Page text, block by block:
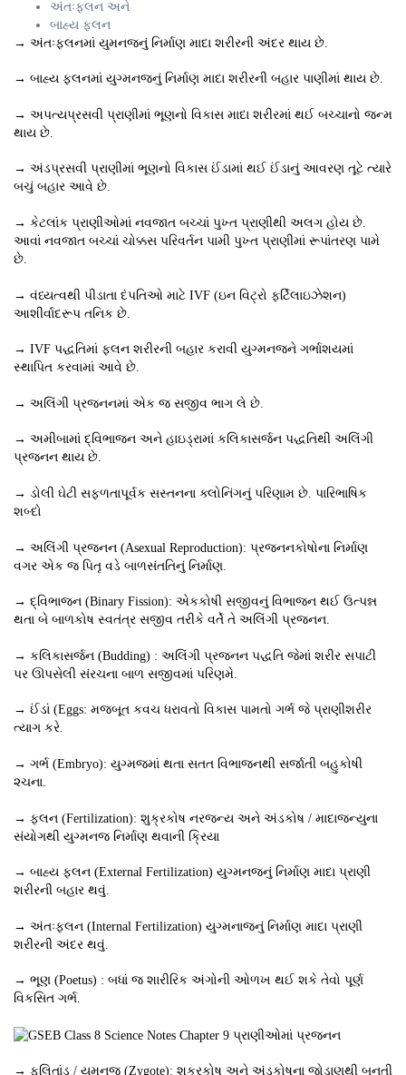
અંતઃફલન અને
બાહ્ય ફલન
→ અંતઃફલનમાં યુમનજનું નિર્માણ માદા શરીરની અંદર થાય છે.
→ બાહ્ય ફલનમાં યુગ્મનજનું નિર્માણ માદા શરીરની બહાર પાણીમાં થાય છે.
→ અપત્યપ્રસવી પ્રાણીમાં ભૂણનો વિકાસ માદા શરીરમાં થઈ બચ્ચાનો જન્મ
થાય છે.
→ અંડપ્રસવી પ્રાણીમાં ભૂણનો વિકાસ ઈંડામાં થઈ ઈંડાનું આવરણ તૂટે ત્યારે
બચું બહાર આવે છે.
→ કેટલાંક પ્રાણીઓમાં નવજાત બચ્ચાં પુખ્ત પ્રાણીથી અલગ હોય છે.
આવાં નવજાત બચ્ચાં ચોક્કસ પરિવર્તન પામી પુખ્ત પ્રાણીમાં રૂપાંતરણ પામે
છે.
→ વંધ્યત્વથી પીડાતા દંપતિઓ માટે IVF (ઇન વિટ્રો ફર્ટિલાઇઝેશન)
આશીર્વાદરૂપ તનિક છે.
→ IVF પદ્ધતિમાં ફલન શરીરની બહાર કરાવી યુગ્મનજને ગર્ભાશયમાં
સ્થાપિત કરવામાં આવે છે.
→ અલિંગી પ્રજનનમાં એક જ સજીવ ભાગ લે છે.
→ અમીબામાં દ્વિભાજન અને હાઇડ્રામાં કલિકાસર્જન પદ્ધતિથી અલિંગી
પ્રજનન થાય છે.
→ ડોલી ઘેટી સફળતાપૂર્વક સસ્તનના ક્લોનિંગનું પરિણામ છે. પારિભાષિક
શબ્દો
→ અલિંગી પ્રજનન (Asexual Reproduction): પ્રજનનકોષોના નિર્માણ
વગર એક જ પિતૃ વડે બાળસંતતિનું નિર્માણ.
→ દ્વિભાજન (Binary Fission): એકકોષી સજીવનું વિભાજન થઈ ઉત્પન્ન
થતા બે બાળકોષ સ્વતંત્ર સજીવ તરીકે વર્તે તે અલિંગી પ્રજનન.
→ કલિકાસર્જન (Budding) : અલિંગી પ્રજનન પદ્ધતિ જેમાં શરીર સપાટી
પર ઊપસેલી સંરચના બાળ સજીવમાં પરિણમે.
→ ઈંડાં (Eggs: મજબૂત કવચ ધરાવતો વિકાસ પામતો ગર્ભ જે પ્રાણીશરીર
ત્યાગ કરે.
→ ગર્ભ (Embryo): યુગ્મજમાં થતા સતત વિભાજનથી સર્જાતી બહુકોષી
૨ચના.
→ ફલન (Fertilization): શુક્રકોષ નરજન્ય અને અંડકોષ / માદાજન્યુના
સંયોગથી યુગ્મનજ નિર્માણ થવાની ક્રિયા
→ બાહ્ય ફલન (External Fertilization) યુગ્મનજનું નિર્માણ માદા પ્રાણી
શરીરની બહાર થવું.
→ અંતઃફલન (Internal Fertilization) યુગ્મનાજનું નિર્માણ માદા પ્રાણી
શરીરની અંદર થવું.
→ ભૂણ (Poetus) : બધાં જ શારીરિક અંગોની ઓળખ થઈ શકે તેવો પૂર્ણ
વિકસિત ગર્ભ.
→ ફલિતાંડ / યુમનજ (Zygote): શુક્રકોષ અને અંડકોષના જોડાણથી બનતી